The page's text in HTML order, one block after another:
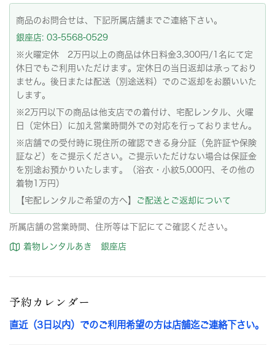
商品のお問合せは、下記所属店舗までご連絡下さい。
銀座店: 03-5568-0529
※火曜定休 2万円以上の商品は休日料金3,300円/1名にて定
休日でもご利用いただけます。定休日の当日返却は承っており
ません。後日または配送（別途送料）でのご返却をお願いいた
します。
※2万円以下の商品は他支店での着付け、宅配レンタル、火曜
日（定休日）に加え営業時間外での対応を行っておりません。
※店舗での受付時に現住所の確認できる身分証（免許証や保険
証など）をご提示ください。ご提示いただけない場合は保証金
を別途お預かりいたします。（浴衣・小紋5,000円、その他の
着物1万円）
【宅配レンタルご希望の方へ】
ご配送とご返却について
所属店舗の営業時間、住所等は下記にてご確認ください。
着物レンタルあき 銀座店
予約カレンダー
直近（3日以内）でのご利用希望の方は店舗迄ご連絡下さい。